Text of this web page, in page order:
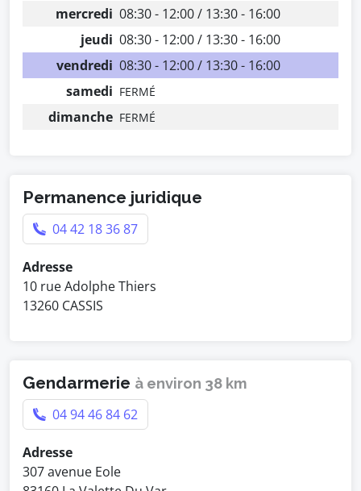
mercredi 08:30 - 12:00 / 13:30 - 16:00
jeudi 08:30 - 12:00 / 13:30 - 16:00
vendredi 08:30 - 12:00 / 13:30 - 16:00
samedi FERMÉ
dimanche FERMÉ
Permanence juridique
04 42 18 36 87
Adresse
10 rue Adolphe Thiers
13260 CASSIS
Gendarmerie à environ 38 km
04 94 46 84 62
Adresse
307 avenue Eole